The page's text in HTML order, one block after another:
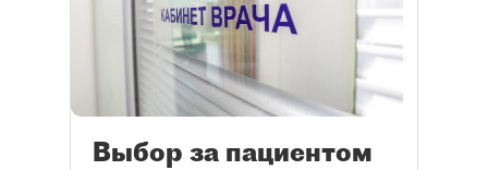
Выбор за пациентом